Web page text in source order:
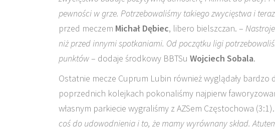
pewności w grze. Potrzebowaliśmy takiego zwycięstwa i
przed meczem Michał Dębiec, libero bielszczan. –
niż przed innymi spotkaniami. Od początku ligi
punktów– dodaje środkowy BBTSu Wojciech Sobala.
Ostatnie mecze Cuprum Lubin również wyglądały
poprzednich kolejkach pokonaliśmy najpierw
własnym parkiecie wygraliśmy z AZSem Częstochowa
coś do udowodnienia i to, że mamy wyrównany skład.